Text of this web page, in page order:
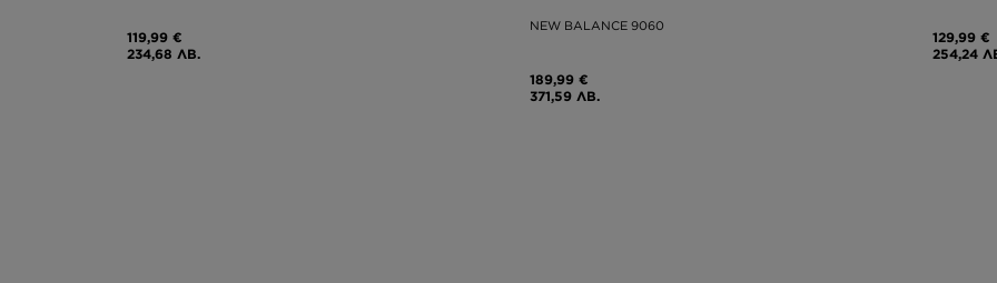
119,99 €
234,68 ЛВ.
NEW BALANCE 9060
189,99 €
371,59 ЛВ.
129,99 €
254,24